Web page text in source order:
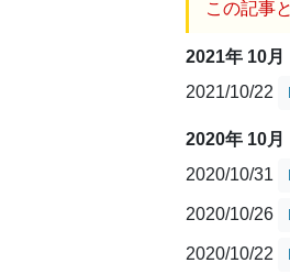
この記事
2021年 10月
2021/10/22
2020年 10月
2020/10/31
2020/10/26
2020/10/22